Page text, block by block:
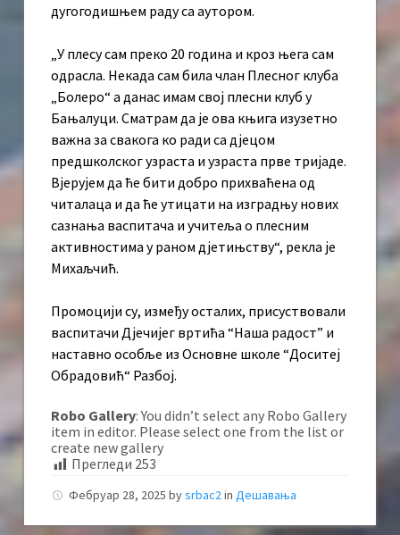
дугогодишњем раду са аутором.
„У плесу сам преко 20 година и кроз њега сам
одрасла. Некада сам била члан Плесног клуба
„Болеро“ а данас имам свој плесни клуб у
Бањалуци. Сматрам да је ова књига изузетно
важна за свакога ко ради са дјецом
предшколског узраста и узраста прве тријаде.
Вјерујем да ће бити добро прихваћена од
читалаца и да ће утицати на изградњу нових
сазнања васпитача и учитеља о плесним
активностима у раном дјетињству“, рекла је
Михаљчић.
Промоцији су, између осталих, присуствовали
васпитачи Дјечијег вртића “Наша радост” и
наставно особље из Основне школе “Доситеј
Обрадовић“ Разбој.
Robo Gallery: You didn’t select any Robo Gallery
item in editor. Please select one from the list or
create new gallery
Прегледи 253
Фебруар 28, 2025 bysrbac2 in Дешавања